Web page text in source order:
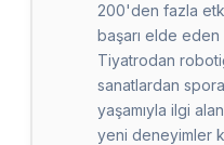
200'den fazla
başarı elde eden
Tiyatrodan
sanatlardan
yaşamıyla ilgi
yeni deneyimler